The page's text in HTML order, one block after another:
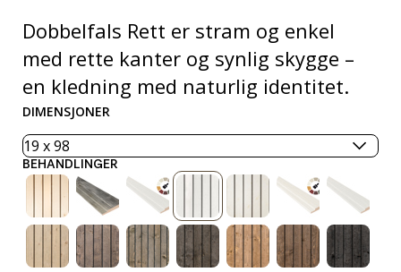
Dobbelfals Rett er stram og enkel
med rette kanter og synlig skygge –
en kledning med naturlig identitet.
DIMENSJONER
BEHANDLINGER